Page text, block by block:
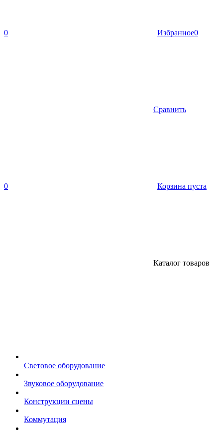
0 Избранное0
Сравнить
0 Корзина пуста
Каталог товаров
Световое оборудование
Звуковое оборудование
Конструкции сцены
Коммутация